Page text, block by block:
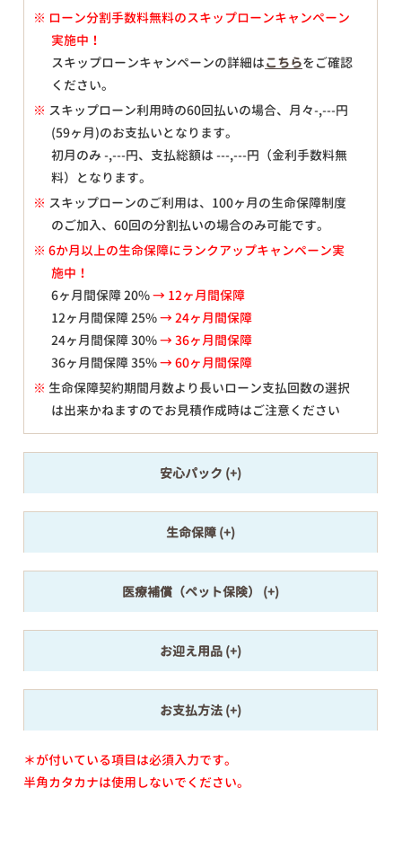
※ ローン分割手数料無料のスキップローンキャンペーン
実施中！
スキップローンキャンペーンの詳細はこちらをご確認
ください。
※ スキップローン利用時の60回払いの場合、月々-,---円
(59ヶ月)のお支払いとなります。
初月のみ-,---円、支払総額は---,---円（金利手数料無
料）となります。
※ スキップローンのご利用は、100ヶ月の生命保障制度
のご加入、60回の分割払いの場合のみ可能です。
※ 6か月以上の生命保障にランクアップキャンペーン実
施中！
6ヶ月間保障 20%→ 12ヶ月間保障
12ヶ月間保障 25%→ 24ヶ月間保障
24ヶ月間保障 30%→ 36ヶ月間保障
36ヶ月間保障 35%→ 60ヶ月間保障
※ 生命保障契約期間月数より長いローン支払回数の選択
は出来かねますのでお見積作成時はご注意ください
安心パック
生命保障
医療補償（ペット保険）
お迎え用品
お支払方法
＊が付いている項目は必須入力です。
半角カタカナは使用しないでください。